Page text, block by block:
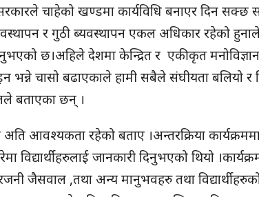
चाहेको खण्डमा कार्यविधि बनाएर दिन
र गुठी ब्यवस्थापन एकल अधिकार रहेको
छ।अहिले देशमा केन्द्रित र एकीकृत
भन्ने चासो बढाएकाले हामी सबैले संघीयता बलियो र
बताएका छन् ।
आवश्यकता रहेको बताए ।अन्तरक्रिया
जानकारी दिनुभएको थियो
जैसवाल ,तथा अन्य मानुभवहरु तथा